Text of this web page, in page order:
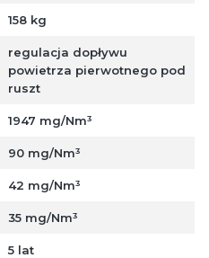
158 kg
regulacja dopływu
powietrza pierwotnego pod
ruszt
1947 mg/Nm³
90 mg/Nm³
42 mg/Nm³
35 mg/Nm³
5 lat